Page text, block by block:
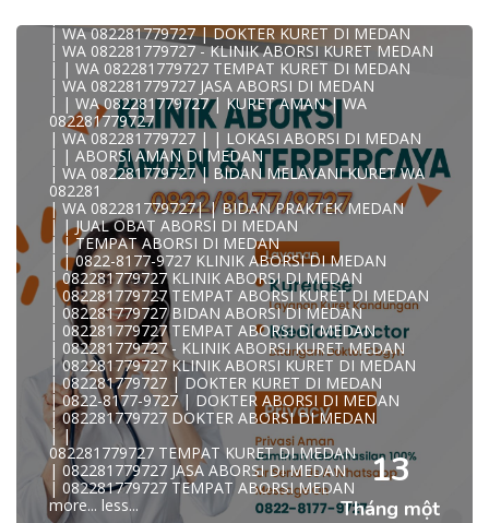
| WA 082281779727 | DOKTER KURET DI MEDAN
| WA 082281779727 - KLINIK ABORSI KURET MEDAN
| | WA 082281779727 TEMPAT KURET DI MEDAN
| WA 082281779727 JASA ABORSI DI MEDAN
| | WA 082281779727 | KURET AMAN | WA
082281779727
| WA 082281779727 | | LOKASI ABORSI DI MEDAN
| | ABORSI AMAN DI MEDAN
| WA 082281779727 | BIDAN MELAYANI KURET WA
082281
| WA 082281779727| | BIDAN PRAKTEK MEDAN
| | JUAL OBAT ABORSI DI MEDAN
| | TEMPAT ABORSI DI MEDAN
| | 0822-8177-9727 KLINIK ABORSI DI MEDAN
| 082281779727 KLINIK ABORSI DI MEDAN
| 082281779727 TEMPAT ABORSI KURET DI MEDAN
| 082281779727 BIDAN ABORSI DI MEDAN
| 082281779727 TEMPAT ABORSI DI MEDAN
| 082281779727 - KLINIK ABORSI KURET MEDAN
| 082281779727 KLINIK ABORSI KURET DI MEDAN
| 082281779727 | DOKTER KURET DI MEDAN
| 0822-8177-9727 | DOKTER ABORSI DI MEDAN
| 082281779727 DOKTER ABORSI DI MEDAN
| |
082281779727 TEMPAT KURET DI MEDAN
| 082281779727 JASA ABORSI DI MEDAN
| 082281779727 TEMPAT ABORSI MEDAN
more... less...
13
Tháng một